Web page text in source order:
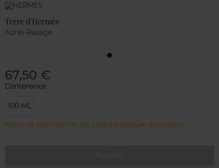
Marque
Terre d'Hermès
Après-Rasage
67,50 €
Contenance
100 ML
Merci de sélectionner les caractéristiques du produit.